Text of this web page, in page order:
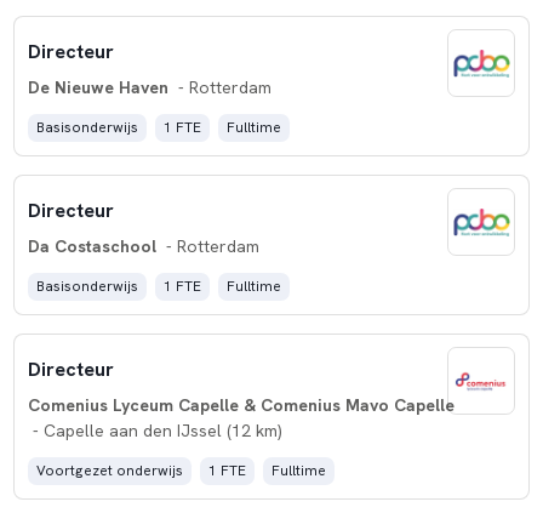
Directeur
De Nieuwe Haven - Rotterdam
Basisonderwijs 1 FTE Fulltime
Directeur
Da Costaschool - Rotterdam
Basisonderwijs 1 FTE Fulltime
Directeur
Comenius Lyceum Capelle & Comenius Mavo Capelle
- Capelle aan den IJssel (12 km)
Voortgezet onderwijs 1 FTE Fulltime